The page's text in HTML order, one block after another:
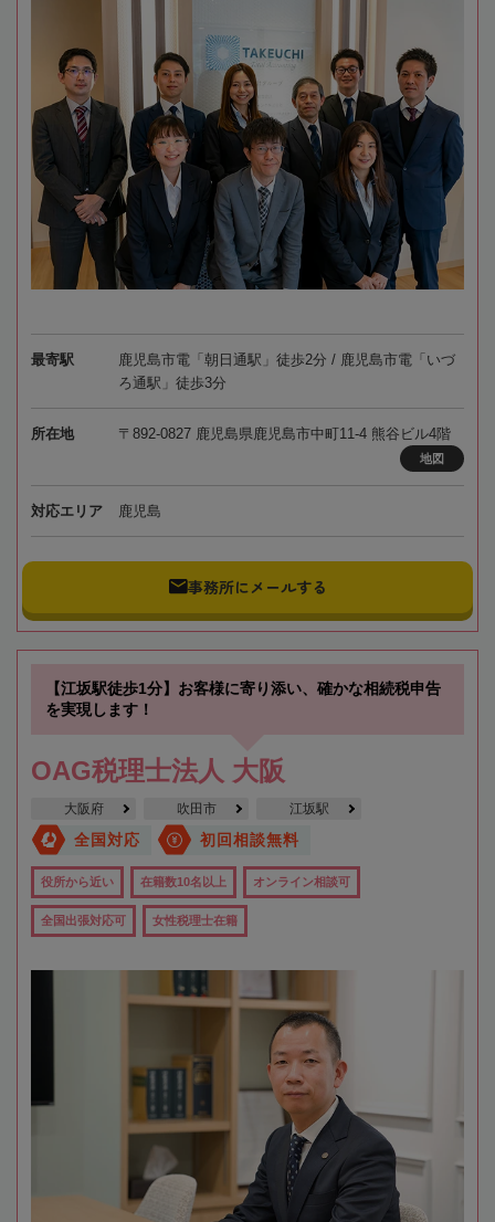
最寄駅
鹿児島市電「朝日通駅」徒歩2分 / 鹿児島市電「いづ
ろ通駅」徒歩3分
所在地 〒892-0827 鹿児島県鹿児島市中町11-4 熊谷ビル4階
地図
対応エリア 鹿児島
事務所にメールする
【江坂駅徒歩1分】お客様に寄り添い、確かな相続税申告
を実現します！
OAG税理士法人 大阪
大阪府 吹田市 江坂駅
全国対応 初回相談無料
役所から近い 在籍数10名以上 オンライン相談可
全国出張対応可 女性税理士在籍